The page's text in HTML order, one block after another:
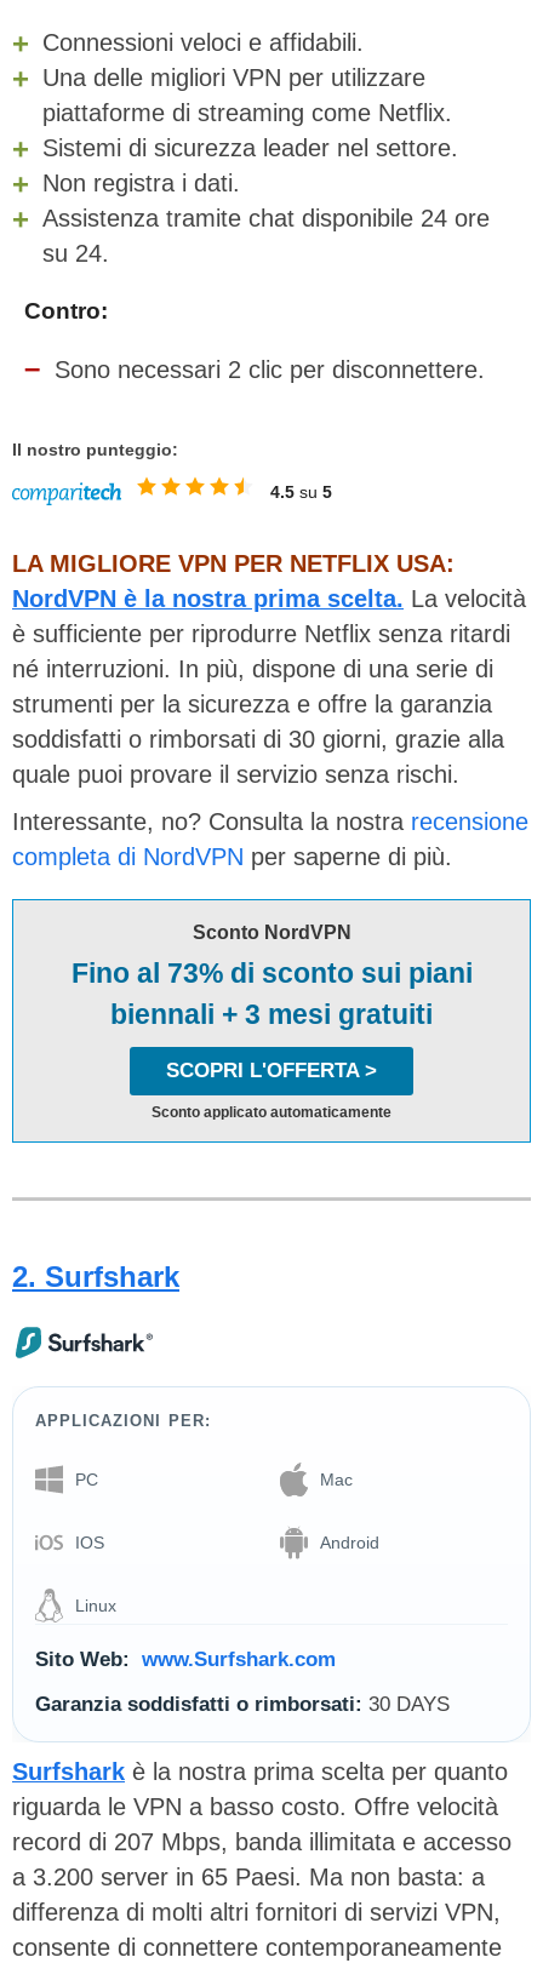
Connessioni veloci e affidabili.
Una delle migliori VPN per utilizzare
piattaforme di streaming come Netflix.
Sistemi di sicurezza leader nel settore.
Non registra i dati.
Assistenza tramite chat disponibile 24 ore
su 24.
Contro:
Sono necessari 2 clic per disconnettere.
Il nostro punteggio:
4.5 su 5
LA MIGLIORE VPN PER NETFLIX USA:
NordVPN è la nostra prima scelta. La velocità
è sufficiente per riprodurre Netflix senza ritardi
né interruzioni. In più, dispone di una serie di
strumenti per la sicurezza e offre la garanzia
soddisfatti o rimborsati di 30 giorni, grazie alla
quale puoi provare il servizio senza rischi.
Interessante, no? Consulta la nostra recensione
completa di NordVPN per saperne di più.
Sconto NordVPN
Fino al 73% di sconto sui piani
biennali + 3 mesi gratuiti
SCOPRI L'OFFERTA >
Sconto applicato automaticamente
2. Surfshark
APPLICAZIONI PER:
PC Mac
IOS Android
Linux
Sito Web:
www.Surfshark.com
Garanzia soddisfatti o rimborsati: 30 DAYS
Surfshark è la nostra prima scelta per quanto
riguarda le VPN a basso costo. Offre velocità
record di 207 Mbps, banda illimitata e accesso
a 3.200 server in 65 Paesi. Ma non basta: a
differenza di molti altri fornitori di servizi VPN,
consente di connettere contemporaneamente